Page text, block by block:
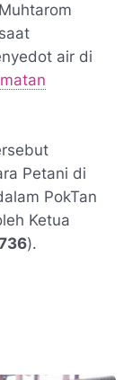
air di
Petani di
PokTan
Ketua
).